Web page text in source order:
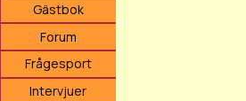
Gästbok
Forum
Frågesport
Intervjuer